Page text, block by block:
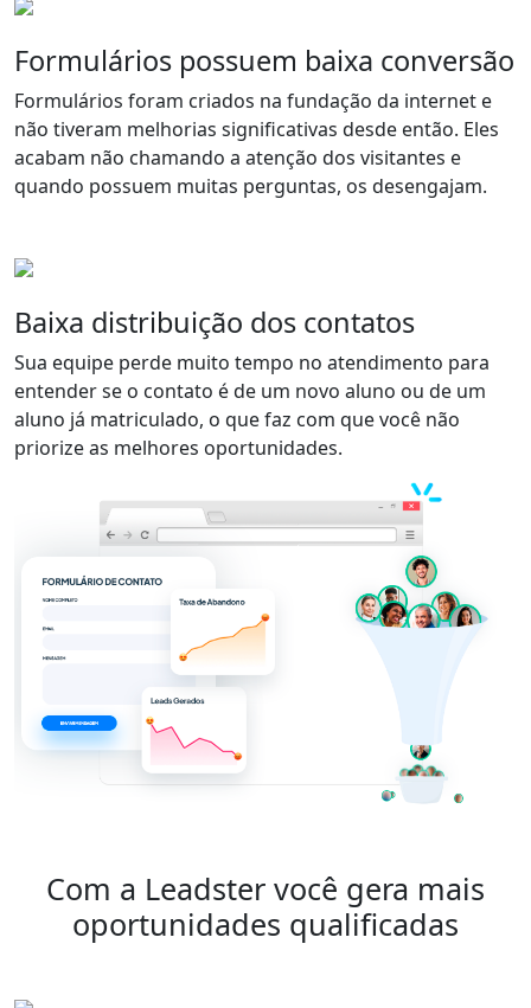
Formulários possuem baixa conversão
Formulários foram criados na fundação da internet e
não tiveram melhorias significativas desde então. Eles
acabam não chamando a atenção dos visitantes e
quando possuem muitas perguntas, os desengajam.
Baixa distribuição dos contatos
Sua equipe perde muito tempo no atendimento para
entender se o contato é de um novo aluno ou de um
aluno já matriculado, o que faz com que você não
priorize as melhores oportunidades.
Com a Leadster você gera mais
oportunidades qualificadas